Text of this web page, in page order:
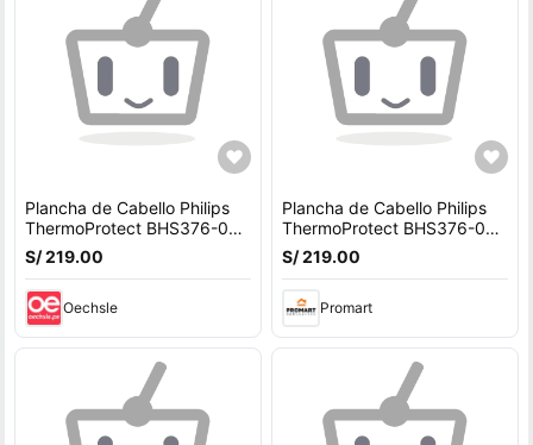
Plancha de Cabello Philips
ThermoProtect BHS376-00
NegroRosa
S/ 219.00
Oechsle
Plancha de Cabello Philips
ThermoProtect BHS376-00
NegroRosa
S/ 219.00
Promart